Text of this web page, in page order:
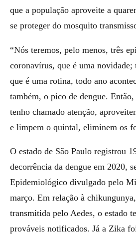
que a população aproveite a
se proteger do mosquito
“Nós teremos, pelo menos, três
coronavírus, que é uma novidade;
que é uma rotina, todo ano
também, o pico de dengue.
tenho chamado atenção,
e limpem o quintal, eliminem os
O estado de São Paulo registrou
decorrência da dengue em 2020,
Epidemiológico divulgado pelo
março. Em relação à
transmitida pelo Aedes, o estado
prováveis notificados. Já a Zika